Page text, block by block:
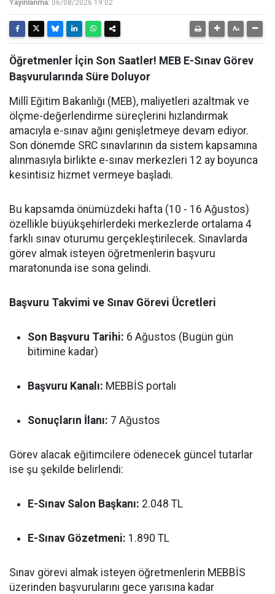
Yayınlanma: 06/08/2026 19:02
Öğretmenler İçin Son Saatler! MEB E-Sınav Görev
Başvurularında Süre Doluyor
Millî Eğitim Bakanlığı (MEB), maliyetleri azaltmak ve
ölçme-değerlendirme süreçlerini hızlandırmak
amacıyla e-sınav ağını genişletmeye devam ediyor.
Son dönemde SRC sınavlarının da sistem kapsamına
alınmasıyla birlikte e-sınav merkezleri 12 ay boyunca
kesintisiz hizmet vermeye başladı.
Bu kapsamda önümüzdeki hafta (10 - 16 Ağustos)
özellikle büyükşehirlerdeki merkezlerde ortalama 4
farklı sınav oturumu gerçekleştirilecek. Sınavlarda
görev almak isteyen öğretmenlerin başvuru
maratonunda ise sona gelindi.
Başvuru Takvimi ve Sınav Görevi Ücretleri
Son Başvuru Tarihi: 6 Ağustos (Bugün gün
bitimine kadar)
Başvuru Kanalı: MEBBİS portalı
Sonuçların İlanı: 7 Ağustos
Görev alacak eğitimcilere ödenecek güncel tutarlar
ise şu şekilde belirlendi:
E-Sınav Salon Başkanı: 2.048 TL
E-Sınav Gözetmeni: 1.890 TL
Sınav görevi almak isteyen öğretmenlerin MEBBİS
üzerinden başvurularını gece yarısına kadar